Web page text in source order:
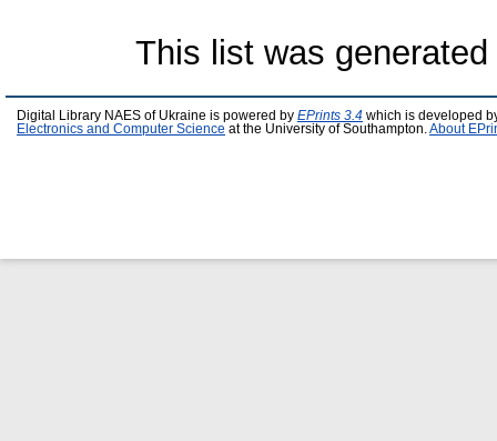
This list was
Digital Library NAES of Ukraine is powered by EPrints 3.4 which is developed
Electronics and Computer Science at the University of Southampton. About